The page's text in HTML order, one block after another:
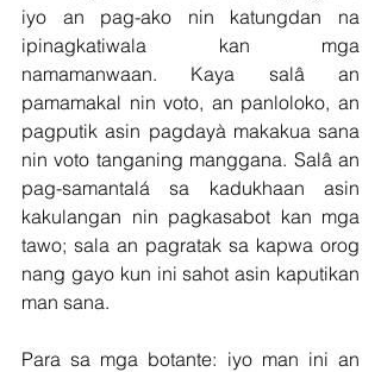
iyo an pag-ako nin katungdan na
ipinagkatiwala kan mga
namamanwaan. Kaya salâ an
pamamakal nin voto, an panloloko, an
pagputik asin pagdayà makakua sana
nin voto tanganing manggana. Salâ an
pag-samantalá sa kadukhaan asin
kakulangan nin pagkasabot kan mga
tawo; sala an pagratak sa kapwa orog
nang gayo kun ini sahot asin kaputikan
man sana.
Para sa mga botante: iyo man ini an